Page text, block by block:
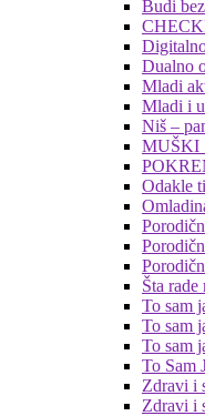
Budi
Dualno
Mladi
Mladi i
Niš –
MUŠKI
Odakle
Šta
To sam
To sam
To sam
To Sam
Zdravi i
Zdravi i